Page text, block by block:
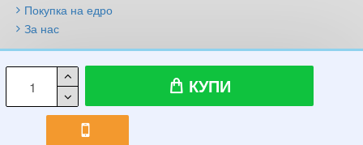
КУПИ
Покупка на едро
За нас
© 2009-2026, Климатици.бг, Всички права запазени